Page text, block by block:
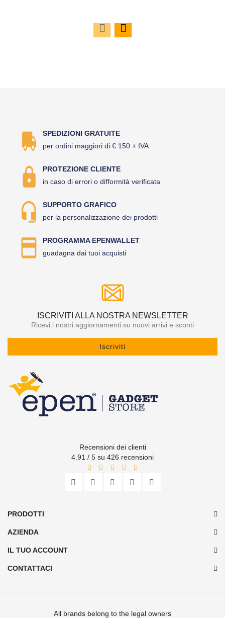
SPEDIZIONI GRATUITE
per ordini maggiori di € 150 + IVA
PROTEZIONE CLIENTE
in caso di errori o difformità verificata
SUPPORTO GRAFICO
per la personalizzazione dei prodotti
PROGRAMMA EPENWALLET
guadagna dai tuoi acquisti
ISCRIVITI ALLA NOSTRA NEWSLETTER
Ricevi i nostri aggiornamenti su nuovi arrivi e sconti
Iscriviti
Recensioni dei clienti
4.91 / 5 su 426 recensioni
PRODOTTI
AZIENDA
IL TUO ACCOUNT
CONTATTACI
All brands belong to the legal owners